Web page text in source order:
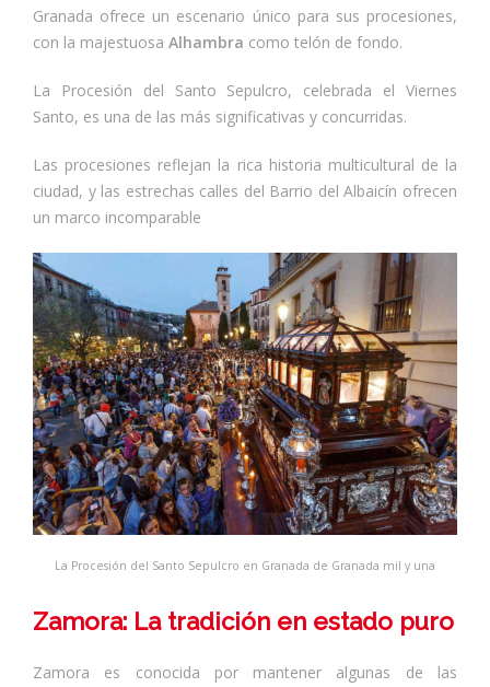
Granada ofrece un escenario único para sus procesiones,
con la majestuosa Alhambra como telón de fondo.
La Procesión del Santo Sepulcro, celebrada el Viernes
Santo, es una de las más significativas y concurridas.
Las procesiones reflejan la rica historia multicultural de la
ciudad, y las estrechas calles del Barrio del Albaicín ofrecen
un marco incomparable
La Procesión del Santo Sepulcro en Granada de Granada mil y una
Zamora: La tradición en estado puro
Zamora es conocida por mantener algunas de las